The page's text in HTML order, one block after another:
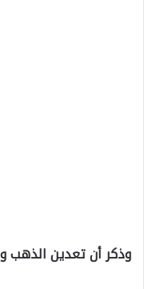
وذكر أن تعدين الذهب